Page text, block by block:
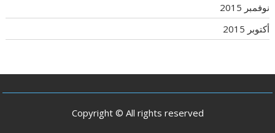
نوفمبر 2015
أكتوبر 2015
Copyright © All rights reserved